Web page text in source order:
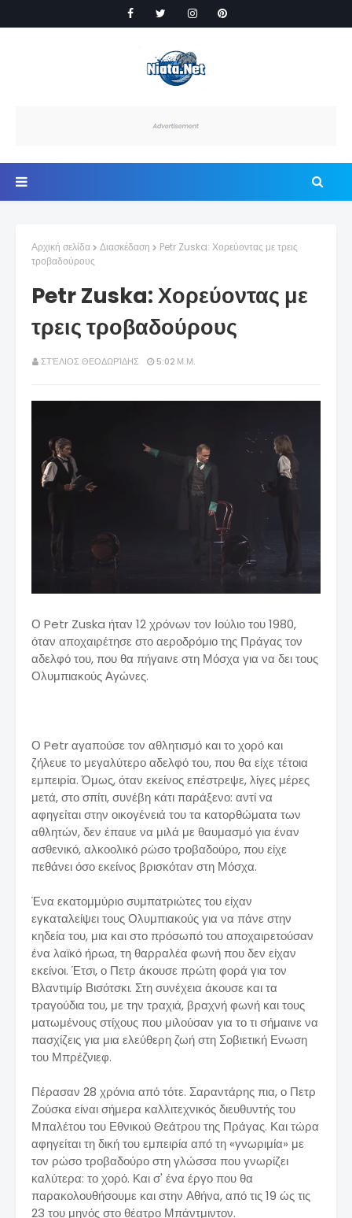
Αρχική σελίδα Διασκέδαση
Petr Zuska: Χορεύοντας με τρεις
τροβαδούρους
Petr Zuska: Χορεύοντας με
τρεις τροβαδούρους
ΣΤΈΛΙΟΣ ΘΕΟΔΩΡΊΔΗΣ 5:02 Μ.Μ.
Ο Petr Zuska ήταν 12 χρόνων τον Ιούλιο του 1980,
όταν αποχαιρέτησε στο αεροδρόμιο της Πράγας τον
αδελφό του, που θα πήγαινε στη Μόσχα για να δει τους
Ολυμπιακούς Αγώνες.
Ο Petr αγαπούσε τον αθλητισμό και το χορό και
ζήλευε το μεγαλύτερο αδελφό του, που θα είχε τέτοια
εμπειρία. Όμως, όταν εκείνος επέστρεψε, λίγες μέρες
μετά, στο σπίτι, συνέβη κάτι παράξενο: αντί να
αφηγείται στην οικογένειά του τα κατορθώματα των
αθλητών, δεν έπαυε να μιλά με θαυμασμό για έναν
ασθενικό, αλκοολικό ρώσο τροβαδούρο, που είχε
πεθάνει όσο εκείνος βρισκόταν στη Μόσχα.
Ένα εκατομμύριο συμπατριώτες του είχαν
εγκαταλείψει τους Ολυμπιακούς για να πάνε στην
κηδεία του, μια και στο πρόσωπό του αποχαιρετούσαν
ένα λαϊκό ήρωα, τη θαρραλέα φωνή που δεν είχαν
εκείνοι. Έτσι, ο Πετρ άκουσε πρώτη φορά για τον
Βλαντιμίρ Βισότσκι. Στη συνέχεια άκουσε και τα
τραγούδια του, με την τραχιά, βραχνή φωνή και τους
ματωμένους στίχους που μιλούσαν για το τι σήμαινε να
πασχίζεις για μια ελεύθερη ζωή στη Σοβιετική Ενωση
του Μπρέζνιεφ.
Πέρασαν 28 χρόνια από τότε. Σαραντάρης πια, ο Πετρ
Ζούσκα είναι σήμερα καλλιτεχνικός διευθυντής του
Μπαλέτου του Εθνικού Θεάτρου της Πράγας. Και τώρα
αφηγείται τη δική του εμπειρία από τη «γνωριμία» με
τον ρώσο τροβαδούρο στη γλώσσα που γνωρίζει
καλύτερα: το χορό. Και σ' ένα έργο που θα
παρακολουθήσουμε και στην Αθήνα, από τις 19 ώς τις
23 του μηνός στο θέατρο Μπάντμιντον.